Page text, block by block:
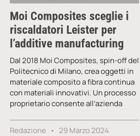
Moi Composites sceglie i
riscaldatori Leister per
l’additive manufacturing
Dal 2018 Moi Composites, spin-off del
Politecnico di Milano, crea oggetti in
materiale composito a fibra continua
con materiali innovativi. Un processo
proprietario consente all’azienda
Redazione 29 Marzo 2024